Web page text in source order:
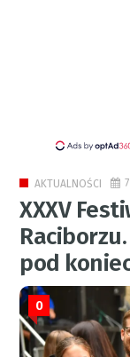
AKTUALNOŚCI
XXXV
pod
0